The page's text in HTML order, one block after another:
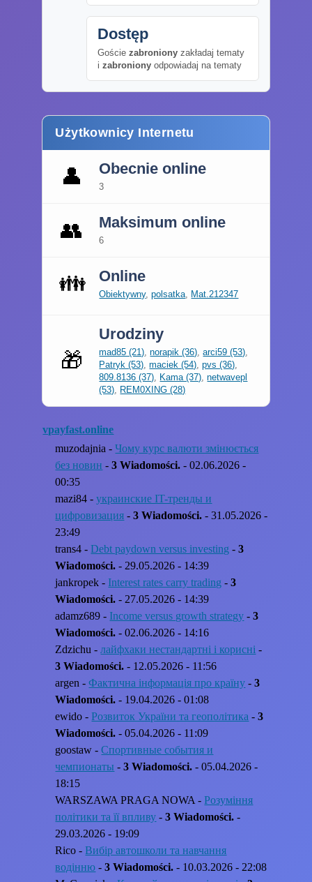
Dostęp
Gościezabroniony zakładaj tematy
izabroniony odpowiadaj na tematy
Użytkownicy Internetu
👤 Obecnie online
3
👥 Maksimum online
6
👪 Online
Obiektywny,polsatka, Mat.212347
🎁
Urodziny
mad85 (21),norapik (36),arci59 (53),
Patryk (53),maciek (54),pvs (36),
809.8136 (37), Kama (37),netwavepl
(53), REM0XING (28)
vpayfast.online
muzodajnia -Чому курс валюти змінюється
без новин -3 Wiadomości. - 02.06.2026 -
00:35
mazi84 -украинские IT-тренды и
цифровизация -3 Wiadomości. - 31.05.2026 -
23:49
trans4 -Debt paydown versus investing -3
Wiadomości. - 29.05.2026 - 14:39
jankropek - Interest rates carry trading -3
Wiadomości. - 27.05.2026 - 14:39
adamz689 - Income versus growth strategy -3
Wiadomości. - 02.06.2026 - 14:16
Zdzichu -лайфхаки нестандартні і корисні -
3 Wiadomości. - 12.05.2026 - 11:56
argen -Фактична інформація про країну -3
Wiadomości. - 19.04.2026 - 01:08
ewido -Розвиток України та геополітика -3
Wiadomości. - 05.04.2026 - 11:09
goostaw -Спортивные события и
чемпионаты -3 Wiadomości. - 05.04.2026 -
18:15
WARSZAWA PRAGA NOWA -Розуміння
політики та її впливу -3 Wiadomości. -
29.03.2026 - 19:09
Rico -Вибір автошколи та навчання
водінню -3 Wiadomości. - 10.03.2026 - 22:08